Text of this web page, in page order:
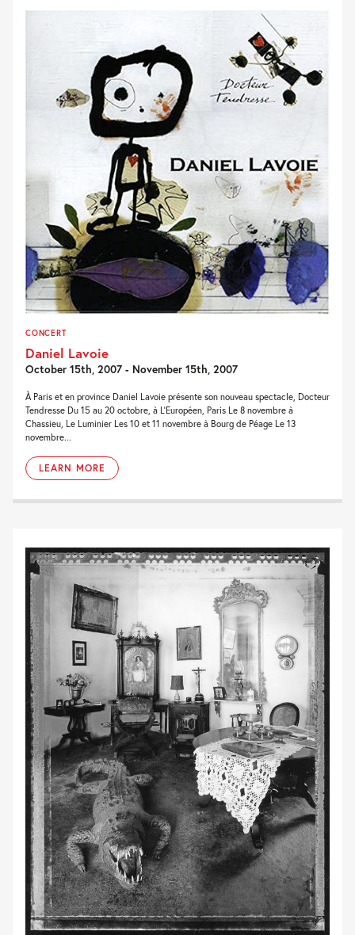
CONCERT
Daniel Lavoie
October 15th, 2007 - November 15th, 2007
À Paris et en province Daniel Lavoie présente son nouveau spectacle, Docteur
Tendresse Du 15 au 20 octobre, à L'Européen, Paris Le 8 novembre à
Chassieu, Le Luminier Les 10 et 11 novembre à Bourg de Péage Le 13
novembre...
LEARN MORE